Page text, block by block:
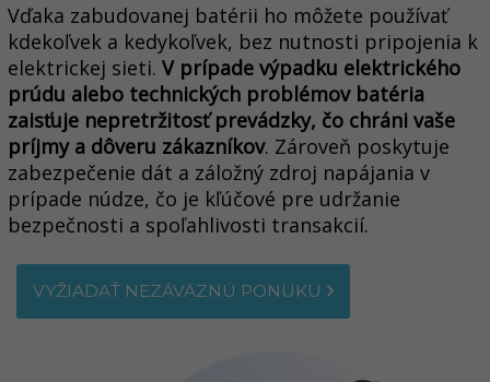
Vďaka zabudovanej batérii ho môžete používať
kdekoľvek a kedykoľvek, bez nutnosti pripojenia k
elektrickej sieti. V prípade výpadku elektrického
prúdu alebo technických problémov batéria
zaisťuje nepretržitosť prevádzky, čo chráni vaše
príjmy a dôveru zákazníkov. Zároveň poskytuje
zabezpečenie dát a záložný zdroj napájania v
prípade núdze, čo je kľúčové pre udržanie
bezpečnosti a spoľahlivosti transakcií.
VYŽIADAŤ NEZÁVÄZNÚ PONUKU